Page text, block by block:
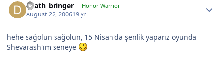
death_bringer Honor Warrior
August 22, 200619 yr
hehe sağolun sağolun, 15 Nisan'da şenlik yaparız oyunda
Shevarash'ım seneye